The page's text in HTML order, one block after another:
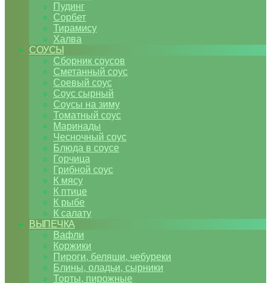
Пудинг
Сорбет
Тирамису
Халва
СОУСЫ
Сборник соусов
Сметанный соус
Соевый соус
Соус сырный
Соусы на зиму
Томатный соус
Маринады
Чесночный соус
Блюда в соусе
Горчица
Грибной соус
К мясу
К птице
К рыбе
К салату
ВЫПЕЧКА
Вафли
Коржики
Пироги, беляши, чебуреки
Блины, оладьи, сырники
Торты, пирожные